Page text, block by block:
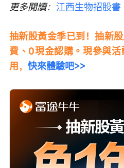
更多閱讀： 江西生物招股書
抽新股黃金季已到！抽新
費、0現金認購。現參與
用， 快來體驗吧>>